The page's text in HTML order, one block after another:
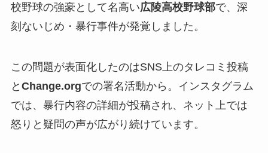
校野球の強豪として名高い広陵高校野球部で、深
刻ないじめ・暴行事件が発覚しました。
この問題が表面化したのはSNS上のタレコミ投稿
と Change.orgでの署名活動から。インスタグラム
では、暴行内容の詳細が投稿され、ネット上では
怒りと疑問の声が広がり続けています。